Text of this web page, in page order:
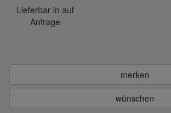
Lieferbar in auf
Anfrage
merken
wünschen